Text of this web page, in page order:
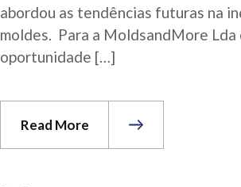
abordou as tendências futuras na
moldes. Para a MoldsandMore Lda
oportunidade […]
Read More